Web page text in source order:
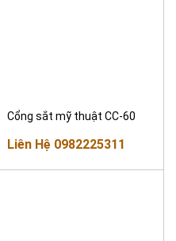
Cổng sắt mỹ thuật CC-60
Liên Hệ 0982225311